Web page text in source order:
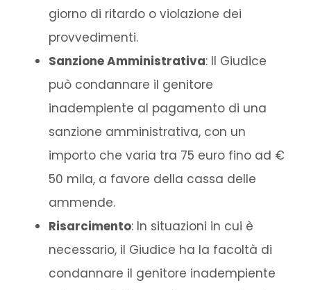
giorno di ritardo o violazione dei
provvedimenti.
Sanzione Amministrativa: Il Giudice
può condannare il genitore
inadempiente al pagamento di una
sanzione amministrativa, con un
importo che varia tra 75 euro fino ad €
50 mila, a favore della cassa delle
ammende.
Risarcimento: In situazioni in cui è
necessario, il Giudice ha la facoltà di
condannare il genitore inadempiente